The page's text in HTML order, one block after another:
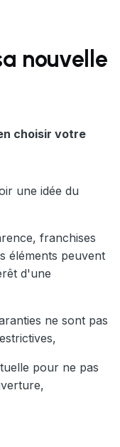
nouvelle
choisir votre
une idée du
franchises
éléments peuvent
d'une
ne sont pas
pour ne pas